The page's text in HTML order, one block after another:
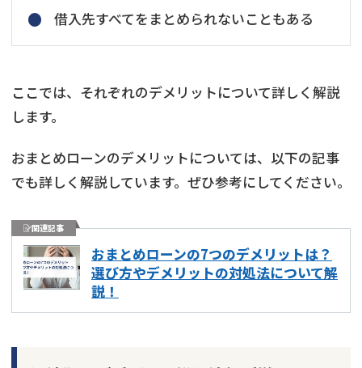
借入先すべてをまとめられないこともある
ここでは、それぞれのデメリットについて詳しく解説
します。
おまとめローンのデメリットについては、以下の記事
でも詳しく解説しています。ぜひ参考にしてください。
関連記事
おまとめローンの7つのデメリットは？
選び方やデメリットの対処法について解
説！